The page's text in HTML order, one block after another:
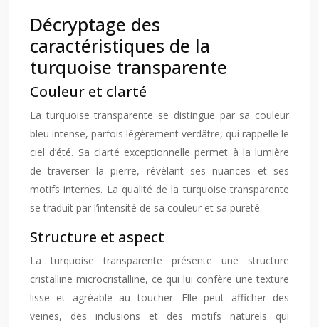
Décryptage des
caractéristiques de la
turquoise transparente
Couleur et clarté
La turquoise transparente se distingue par sa couleur
bleu intense, parfois légèrement verdâtre, qui rappelle le
ciel d’été. Sa clarté exceptionnelle permet à la lumière
de traverser la pierre, révélant ses nuances et ses
motifs internes. La qualité de la turquoise transparente
se traduit par l’intensité de sa couleur et sa pureté.
Structure et aspect
La turquoise transparente présente une structure
cristalline microcristalline, ce qui lui confère une texture
lisse et agréable au toucher. Elle peut afficher des
veines, des inclusions et des motifs naturels qui